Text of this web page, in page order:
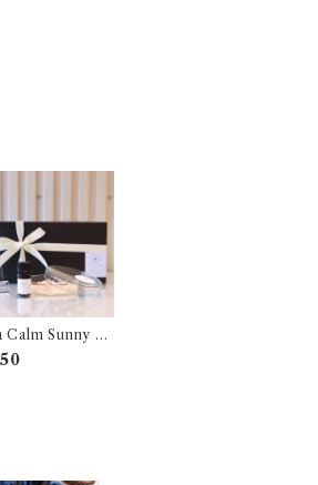
Calm Sunny D
OF LAB
ナル アロマソ